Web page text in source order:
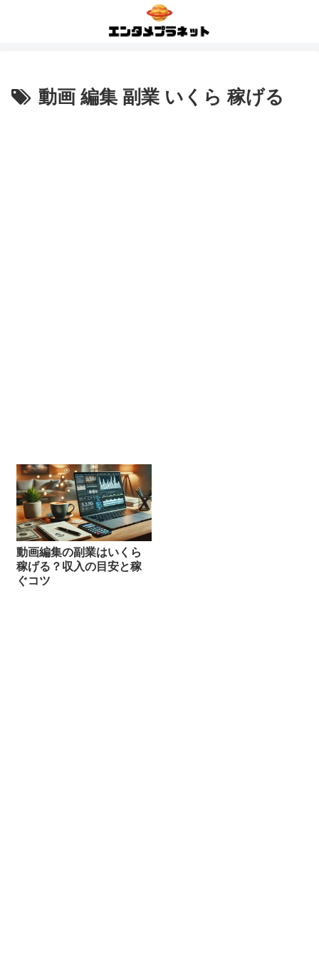
動画 編集 副業 いくら 稼げる
動画編集の副業はいくら
稼げる？収入の目安と稼
ぐコツ